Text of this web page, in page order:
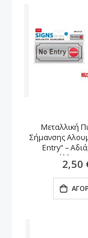
Μεταλλική
Σήμανσης
Entry" –
Αυτοκόλλητη
2,50